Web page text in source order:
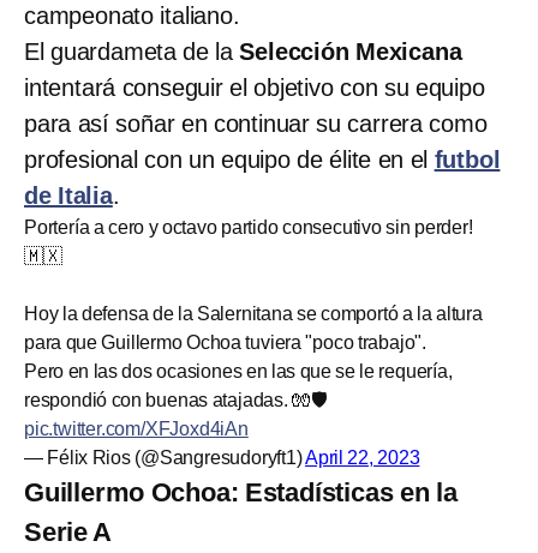
campeonato italiano.
El guardameta de laSelección Mexicana
intentará conseguir el objetivo con su equipo
para así soñar en continuar su carrera como
profesional con un equipo de élite en el futbol
de Italia.
Portería a cero y octavo partido consecutivo sin perder!
🇲🇽
Hoy la defensa de la Salernitana se comportó a la altura
para que Guillermo Ochoa tuviera "poco trabajo".
Pero en las dos ocasiones en las que se le requería,
respondió con buenas atajadas. 🧤🛡️
pic.twitter.com/XFJoxd4iAn
— Félix Rios (@Sangresudoryft1)April 22, 2023
Guillermo Ochoa: Estadísticas en la
Serie A